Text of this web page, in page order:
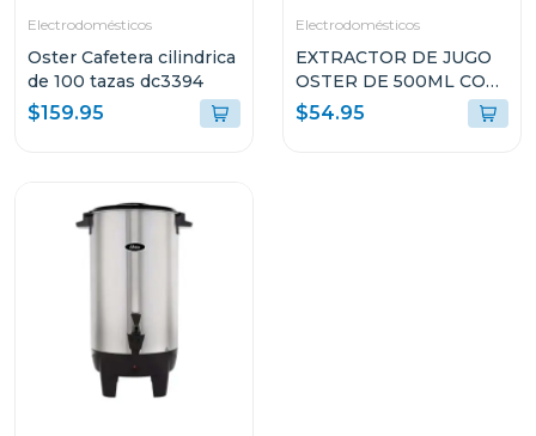
Electrodomésticos
Oster Cafetera cilindrica
de 100 tazas dc3394
$159.95
Electrodomésticos
EXTRACTOR DE JUGO
OSTER DE 500ML CON
FILTRO DE ACERO
FPSTJE316W
$54.95